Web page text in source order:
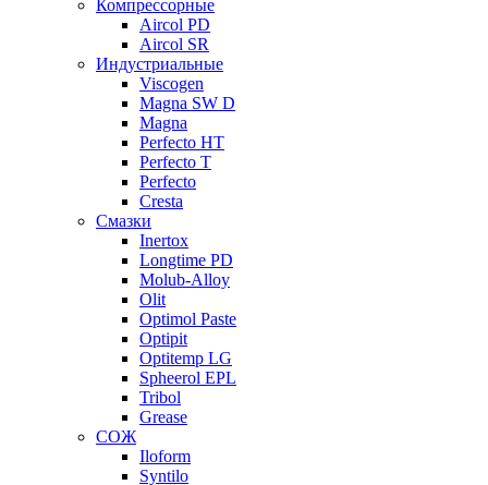
Компрессорные
Aircol PD
Aircol SR
Индустриальные
Viscogen
Magna SW D
Magna
Perfecto HT
Perfecto T
Perfecto
Cresta
Смазки
Inertox
Longtime PD
Molub-Alloy
Olit
Optimol Paste
Optipit
Optitemp LG
Spheerol EPL
Tribol
Grease
СОЖ
Iloform
Syntilo